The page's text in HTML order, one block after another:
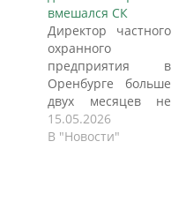
вмешался СК
Директор частного
охранного
предприятия в
Оренбурге больше
двух месяцев не
платил сотруднику.
При этом деньги у
15.05.2026
В "Новости"